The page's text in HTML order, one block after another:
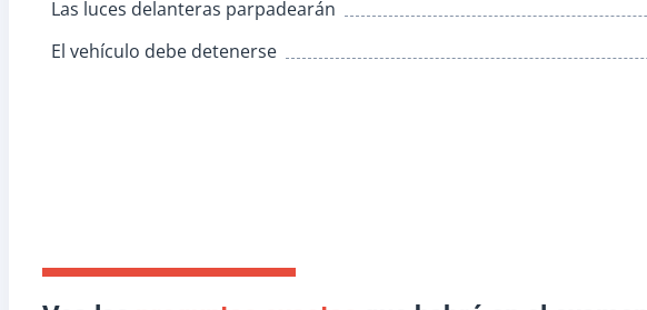
Las luces delanteras parpadearán
El vehículo debe detenerse